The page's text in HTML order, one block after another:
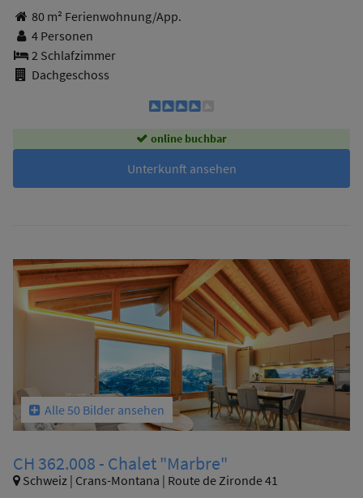
80 m² Ferienwohnung/App.
4 Personen
2 Schlafzimmer
Dachgeschoss
online buchbar
Unterkunft ansehen
Alle 50 Bilder ansehen
CH 362.008 - Chalet "Marbre"
Schweiz | Crans-Montana | Route de Zironde 41